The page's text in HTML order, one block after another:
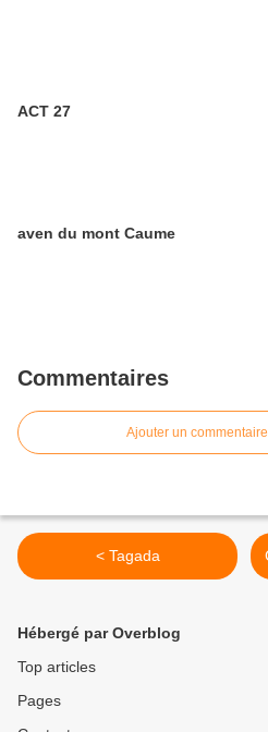
ACT 27
aven du mont Caume
Commentaires
Ajouter un commentaire
< Tagada
Hébergé par Overblog
Top articles
Pages